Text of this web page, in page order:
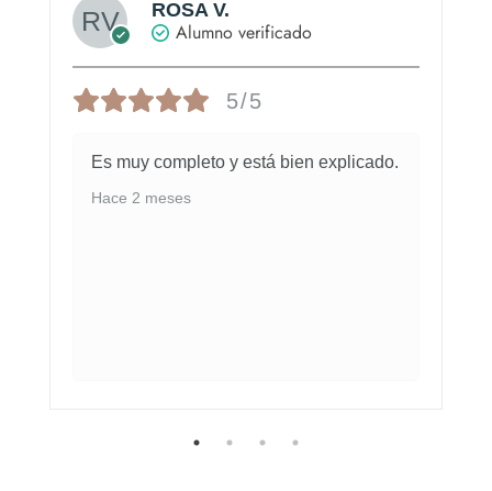
ROSA V.
Alumno verificado
5/5
Es muy completo y está bien explicado.
Hace 2 meses